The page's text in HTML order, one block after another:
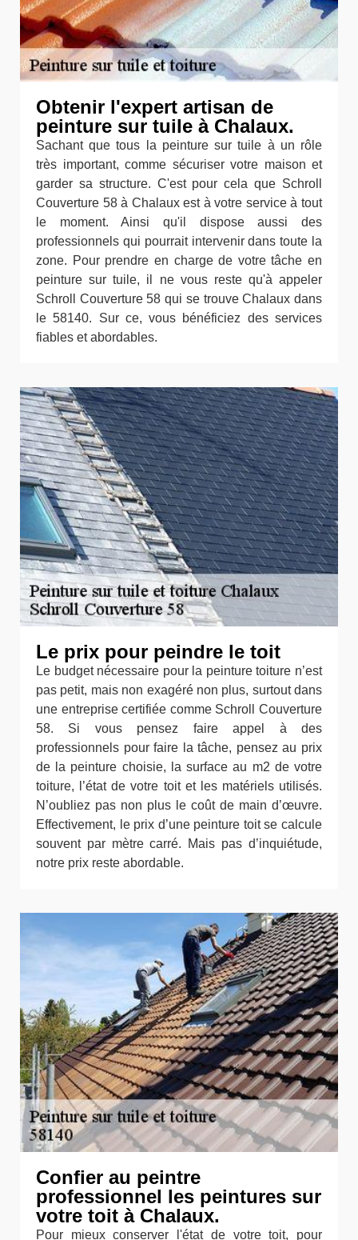
Obtenir l'expert artisan de
peinture sur tuile à Chalaux.
Sachant que tous la peinture sur tuile à un rôle
très important, comme sécuriser votre maison et
garder sa structure. C'est pour cela que Schroll
Couverture 58 à Chalaux est à votre service à tout
le moment. Ainsi qu'il dispose aussi des
professionnels qui pourrait intervenir dans toute la
zone. Pour prendre en charge de votre tâche en
peinture sur tuile, il ne vous reste qu'à appeler
Schroll Couverture 58 qui se trouve Chalaux dans
le 58140. Sur ce, vous bénéficiez des services
fiables et abordables.
Le prix pour peindre le toit
Le budget nécessaire pour la peinture toiture n’est
pas petit, mais non exagéré non plus, surtout dans
une entreprise certifiée comme Schroll Couverture
58. Si vous pensez faire appel à des
professionnels pour faire la tâche, pensez au prix
de la peinture choisie, la surface au m2 de votre
toiture, l’état de votre toit et les matériels utilisés.
N’oubliez pas non plus le coût de main d’œuvre.
Effectivement, le prix d’une peinture toit se calcule
souvent par mètre carré. Mais pas d’inquiétude,
notre prix reste abordable.
Confier au peintre
professionnel les peintures sur
votre toit à Chalaux.
Pour mieux conserver l'état de votre toit, pour